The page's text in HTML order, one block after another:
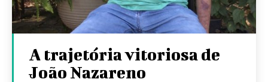
A trajetória vitoriosa de
João Nazareno